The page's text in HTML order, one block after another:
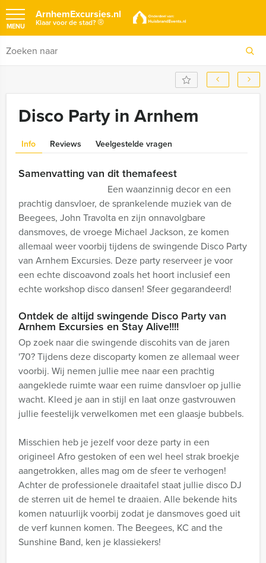
ArnhemExcursies.nl
Klaar voor de stad?®
MENU
Disco Party in Arnhem
Info Reviews Veelgestelde vragen
Samenvatting van dit themafeest
Een waanzinnig decor en een
prachtig dansvloer, de sprankelende muziek van de
Beegees, John Travolta en zijn onnavolgbare
dansmoves, de vroege Michael Jackson, ze komen
allemaal weer voorbij tijdens de swingende Disco Party
van Arnhem Excursies. Deze party reserveer je voor
een echte discoavond zoals het hoort inclusief een
echte workshop disco dansen! Sfeer gegarandeerd!
Ontdek de altijd swingende Disco Party van
Arnhem Excursies en Stay Alive!!!!
Op zoek naar die swingende discohits van de jaren
'70? Tijdens deze discoparty komen ze allemaal weer
voorbij. Wij nemen jullie mee naar een prachtig
aangeklede ruimte waar een ruime dansvloer op jullie
wacht. Kleed je aan in stijl en laat onze gastvrouwen
jullie feestelijk verwelkomen met een glaasje bubbels.
Misschien heb je jezelf voor deze party in een
origineel Afro gestoken of een wel heel strak broekje
aangetrokken, alles mag om de sfeer te verhogen!
Achter de professionele draaitafel staat jullie disco DJ
de sterren uit de hemel te draaien. Alle bekende hits
komen natuurlijk voorbij zodat je dansmoves goed uit
de verf kunnen komen. The Beegees, KC and the
Sunshine Band, ken je klassiekers!